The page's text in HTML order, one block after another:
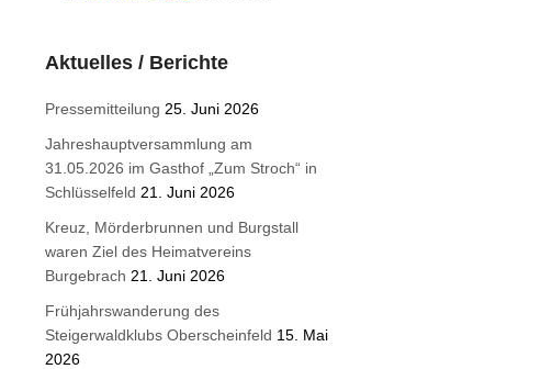
Aktuelles / Berichte
Pressemitteilung 25. Juni 2026
Jahreshauptversammlung am
31.05.2026 im Gasthof „Zum Stroch“ in
Schlüsselfeld 21. Juni 2026
Kreuz, Mörderbrunnen und Burgstall
waren Ziel des Heimatvereins
Burgebrach 21. Juni 2026
Frühjahrswanderung des
Steigerwaldklubs Oberscheinfeld 15. Mai
2026